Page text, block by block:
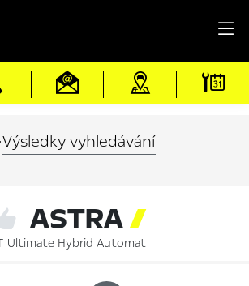
Výsledky vyhledávání
ASTRA
Ultimate Hybrid Automat